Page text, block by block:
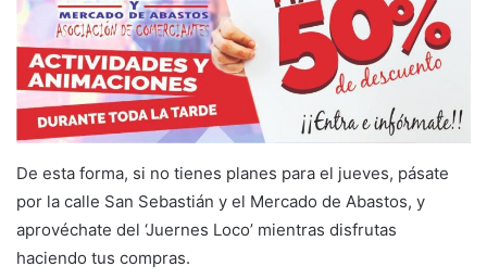
De esta forma, si no tienes planes para el jueves, pásate
por la calle San Sebastián y el Mercado de Abastos, y
aprovéchate del ‘Juernes Loco’ mientras disfrutas
haciendo tus compras.